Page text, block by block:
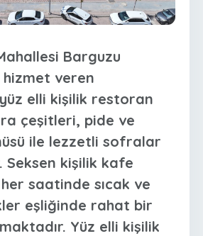
Barguzu
hizmet veren
elli kişilik restoran
çeşitleri, pide ve
ile lezzetli sofralar
Seksen kişilik kafe
saatinde sıcak ve
eşliğinde rahat bir
Yüz elli kişilik